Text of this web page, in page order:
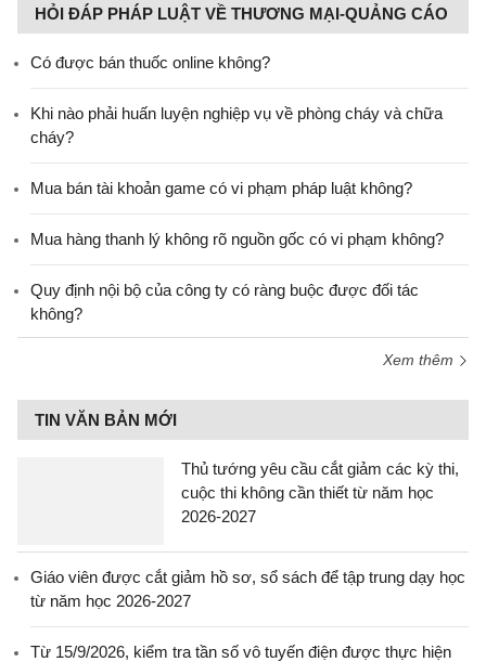
HỎI ĐÁP PHÁP LUẬT VỀ THƯƠNG MẠI-QUẢNG CÁO
Có được bán thuốc online không?
Khi nào phải huấn luyện nghiệp vụ về phòng cháy và chữa
cháy?
Mua bán tài khoản game có vi phạm pháp luật không?
Mua hàng thanh lý không rõ nguồn gốc có vi phạm không?
Quy định nội bộ của công ty có ràng buộc được đối tác
không?
Xem thêm
TIN VĂN BẢN MỚI
Thủ tướng yêu cầu cắt giảm các kỳ thi,
cuộc thi không cần thiết từ năm học
2026-2027
Giáo viên được cắt giảm hồ sơ, sổ sách để tập trung dạy học
từ năm học 2026-2027
Từ 15/9/2026, kiểm tra tần số vô tuyến điện được thực hiện